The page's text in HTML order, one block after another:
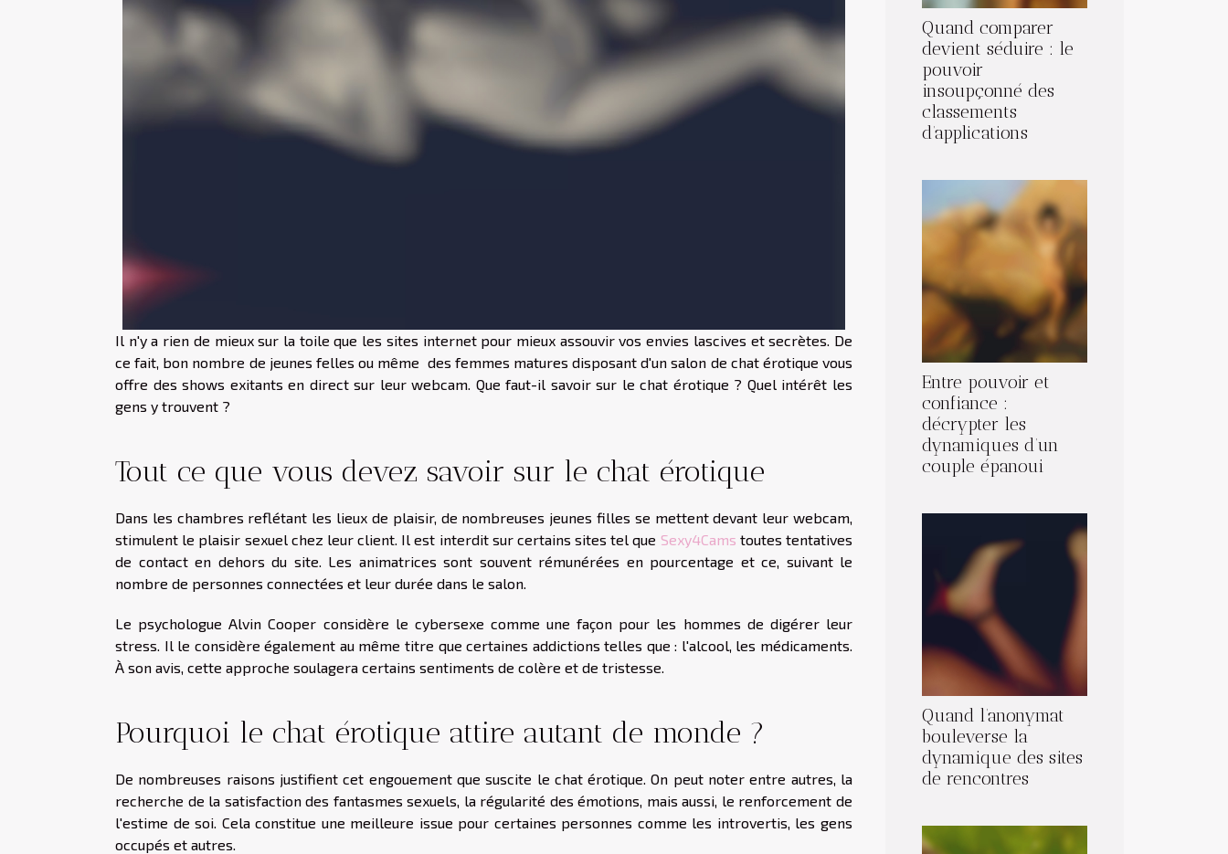
Il n'y a rien de mieux sur la toile que les sites internet pour mieux assouvir vos envies lascives et secrètes. De
ce fait, bon nombre de jeunes felles ou même des femmes matures disposant d'un salon de chat érotique vous
offre des shows exitants en direct sur leur webcam. Que faut-il savoir sur le chat érotique ? Quel intérêt les
gens y trouvent ?
Tout ce que vous devez savoir sur le chat érotique
Dans les chambres reflétant les lieux de plaisir, de nombreuses jeunes filles se mettent devant leur webcam,
stimulent le plaisir sexuel chez leur client. Il est interdit sur certains sites tel que Sexy4Cams toutes tentatives
de contact en dehors du site. Les animatrices sont souvent rémunérées en pourcentage et ce, suivant le
nombre de personnes connectées et leur durée dans le salon.
Le psychologue Alvin Cooper considère le cybersexe comme une façon pour les hommes de digérer leur
stress. Il le considère également au même titre que certaines addictions telles que : l'alcool, les médicaments.
À son avis, cette approche soulagera certains sentiments de colère et de tristesse.
Pourquoi le chat érotique attire autant de monde ?
De nombreuses raisons justifient cet engouement que suscite le chat érotique. On peut noter entre autres, la
recherche de la satisfaction des fantasmes sexuels, la régularité des émotions, mais aussi, le renforcement de
l'estime de soi. Cela constitue une meilleure issue pour certaines personnes comme les introvertis, les gens
occupés et autres.
Quand comparer
devient séduire : le
pouvoir
insoupçonné des
classements
d’applications
Entre pouvoir et
confiance :
décrypter les
dynamiques d’un
couple épanoui
Quand l’anonymat
bouleverse la
dynamique des sites
de rencontres